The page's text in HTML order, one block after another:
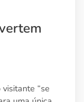
“se